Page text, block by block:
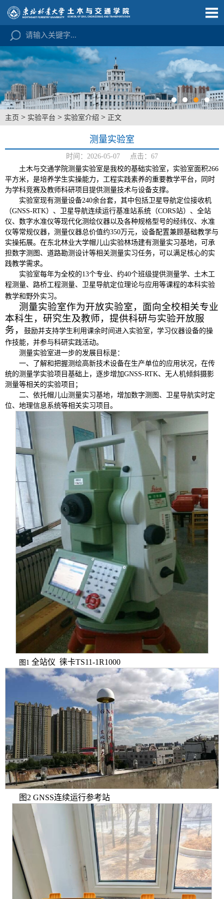
主页 > 实验平台 > 实验室介绍 > 正文
测量实验室
时间：2026-05-07 点击： 67
土木与交通学院测量实验室是我校的基础实验室，实验室面积266
平方米，是培养学生实操能力，工程实践素养的重要教学平台，同时
为学科竞赛及教师科研项目提供测量技术与设备支撑。
实验室现有测量设备240余台套，其中包括卫星导航定位接收机
（GNSS-RTK）、卫星导航连续运行基准站系统（CORS站）、全站
仪、数字水准仪等现代化测绘仪器以及各种规格型号的经纬仪、水准
仪等常规仪器，测量仪器总价值约350万元，设备配置兼顾基础教学与
实操拓展。在东北林业大学帽儿山实验林场建有测量实习基地，可承
担数字测图、道路勘测设计等相关测量实习任务，可以满足核心的实
践教学需求。
实验室每年为全校的13个专业、约40个班级提供测量学、土木工
程测量、路桥工程测量、卫星导航定位理论与应用等课程的本科实验
教学和野外实习。
测量实验室作为开放实验室，面向全校相关专业
本科生，研究生及教师，提供科研与实验开放服
务，
鼓励并支持学生利用课余时间进入实验室，学习仪器设备的操
作技能，并参与科研实践活动。
测量实验室进一步的发展目标是：
一、了解和把握测绘高新技术设备在生产单位的应用状况，在传
统的测量学实验项目基础上，逐步增加GNSS-RTK、无人机倾斜摄影
测量等相关的实验项目；
二、依托帽儿山测量实习基地，增加数字测图、卫星导航实时定
位、地理信息系统等相关实习项目。
图1 全站仪 徕卡TS11-1R1000
图 2 GNSS连续运行参考站